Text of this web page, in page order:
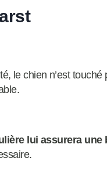
le chien n’est touché
lui assurera une